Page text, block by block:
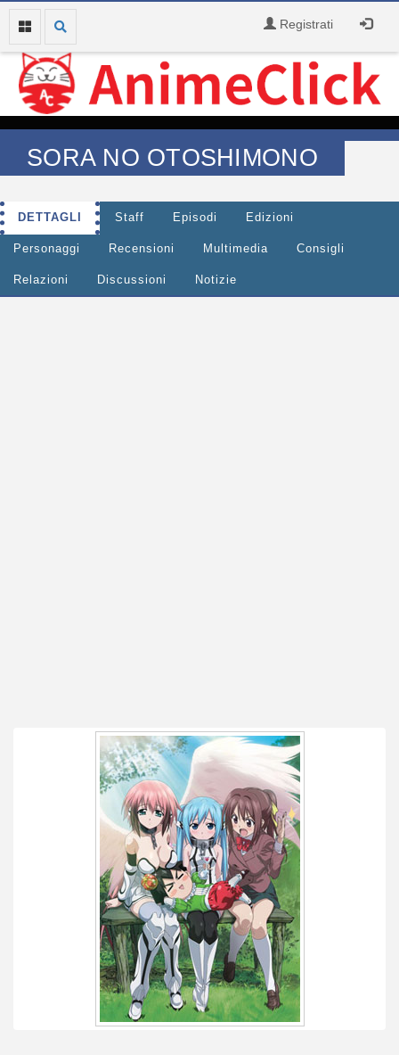
Registrati
SORA NO OTOSHIMONO
DETTAGLI Staff Episodi Edizioni
Personaggi Recensioni Multimedia Consigli
Relazioni Discussioni Notizie